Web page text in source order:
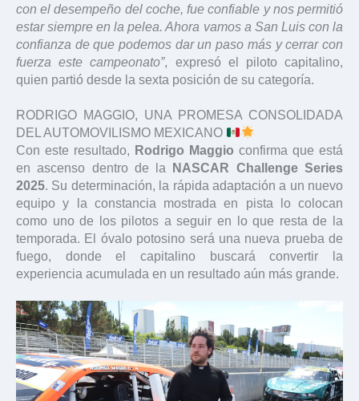
con el desempeño del coche, fue confiable y nos permitió
estar siempre en la pelea. Ahora vamos a San Luis con la
confianza de que podemos dar un paso más y cerrar con
fuerza este campeonato”, expresó el piloto capitalino,
quien partió desde la sexta posición de su categoría.
RODRIGO MAGGIO, UNA PROMESA CONSOLIDADA
DEL AUTOMOVILISMO MEXICANO
Con este resultado, Rodrigo Maggio confirma que está
en ascenso dentro de la
NASCAR Challenge Series
2025. Su determinación, la rápida adaptación a un nuevo
equipo y la constancia mostrada en pista lo colocan
como uno de los pilotos a seguir en lo que resta de la
temporada. El óvalo potosino será una nueva prueba de
fuego, donde el capitalino buscará convertir la
experiencia acumulada en un resultado aún más grande.